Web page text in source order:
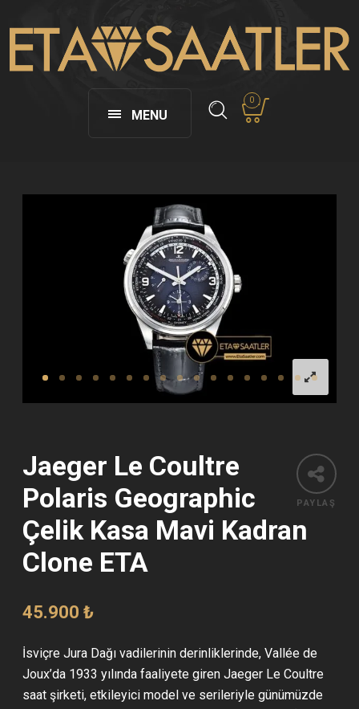
MENU
0
PAYLAŞ
Jaeger Le Coultre
Polaris Geographic
Çelik Kasa Mavi Kadran
Clone ETA
45.900₺
İsviçre Jura Dağı vadilerinin derinliklerinde, Vallée de
Joux’da 1933 yılında faaliyete giren Jaeger Le Coultre
saat şirketi, etkileyici model ve serileriyle günümüzde